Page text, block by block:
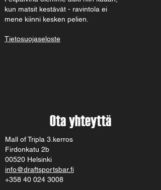
kun matsit kestävät - ravintola ei
mene kiinni kesken pelien.
Tietosuojaseloste
Ota yhteyttä
Mall of Tripla 3.kerros
Firdonkatu 2b
00520 Helsinki
info@draftsportsbar.fi
+358 40 024 3008